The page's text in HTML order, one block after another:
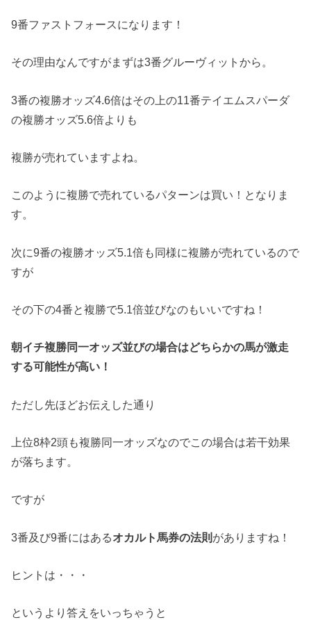
9番ファストフォースになります！
その理由なんですがまずは3番グルーヴィットから。
3番の複勝オッズ4.6倍はその上の11番テイエムスパーダ
の複勝オッズ5.6倍よりも
複勝が売れていますよね。
このように複勝で売れているパターンは買い！となりま
す。
次に9番の複勝オッズ5.1倍も同様に複勝が売れているので
すが
その下の4番と複勝で5.1倍並びなのもいいですね！
朝イチ複勝同一オッズ並びの場合はどちらかの馬が激走
する可能性が高い！
ただし先ほどお伝えした通り
上位8枠2頭も複勝同一オッズなのでこの場合は若干効果
が落ちます。
ですが
3番及び9番にはあるオカルト馬券の法則 がありますね！
ヒントは・・・
というより答えをいっちゃうと